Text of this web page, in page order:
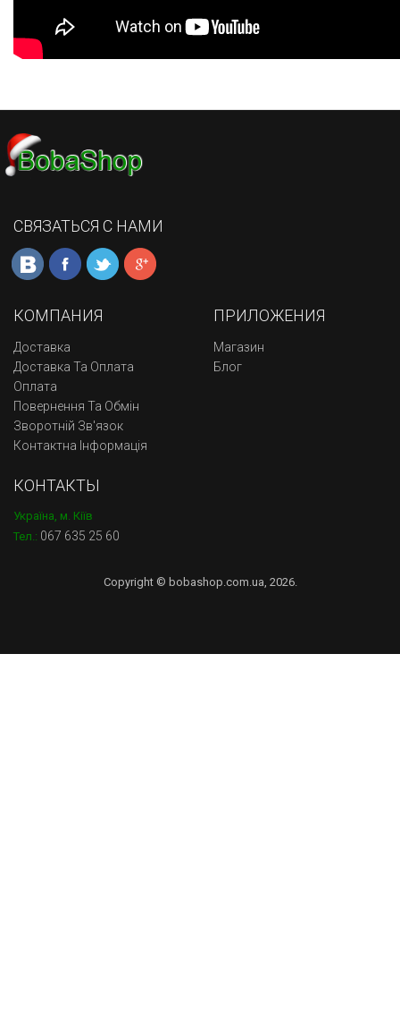
СВЯЗАТЬСЯ С НАМИ
КОМПАНИЯ
Доставка
Доставка Та Оплата
Оплата
Повернення Та Обмін
Зворотній Зв'язок
Контактна Інформація
ПРИЛОЖЕНИЯ
Магазин
Блог
КОНТАКТЫ
Україна, м. Кіїв
Тел.: 067 635 25 60
Copyright © bobashop.com.ua, 2026.